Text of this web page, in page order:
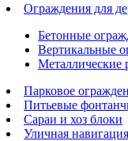
Ограждения для
Бетонные
Вертикальные
Металлические
Парковое
Питьевые
Сараи и хоз блоки
Уличная навигация